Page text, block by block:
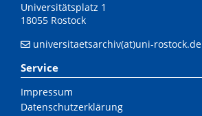
Universitätsplatz 1
18055 Rostock
universitaetsarchiv(at)uni-rostock.de
Service
Impressum
Datenschutzerklärung